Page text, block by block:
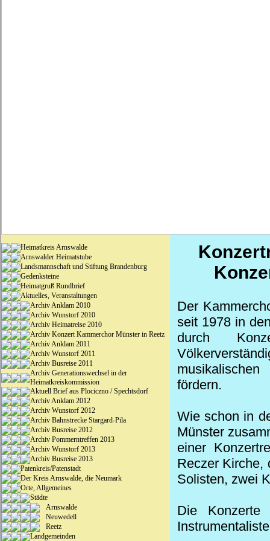
Heimatkreis Arnswalde
Arnswalder Heimatstube
Landsmannschaft und Stiftung Brandenburg
Gedenksteine
Heimatgruß Rundbrief
Aktuelles, Veranstaltungen
Archiv Anklam 2010
Archiv Wunstorf 2010
Archiv Heimatreise 2010
Archiv Konzert Kammerchor Münster in Reetz
Archiv Anklam 2011
Archiv Wunstorf 2011
Archiv Busreise 2011
Archiv Generationswechsel in der
Heimatkreiskommission
Aktuell Brief aus Plociczno / Spechtsdorf
Archiv Anklam 2012
Archiv Wunstorf 2012
Archiv Bahnstrecke Stargard-Pila
Archiv Busreise 2012
Archiv Pommerntreffen 2013
Archiv Wunstorf 2013
Archiv Busreise 2013
Patenkreis/Patenstadt
Der Kreis Arnswalde, die Neumark
Orte, Allgemeines
Städte
Arnswalde
Neuwedell
Reetz
Landgemeinden
Der
seit 1978 in
durch
fördern.
Wie schon in
Münster
einer
ReczerKirche,
Solisten, zwei
Die Konzerte